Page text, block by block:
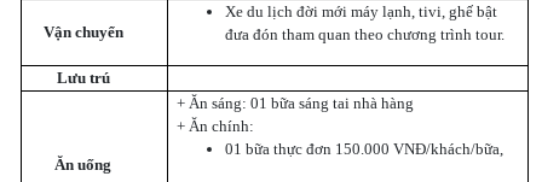
Vận chuyển
Xe du lịch đời mới máy lạnh, tivi, ghế bật
đưa đón tham quan theo chương trình tour.
Lưu trú
Ăn uống
+ Ăn sáng: 01 bữa sáng tai nhà hàng
+ Ăn chính:
01 bữa thực đơn 150.000 VNĐ/khách/bữa,